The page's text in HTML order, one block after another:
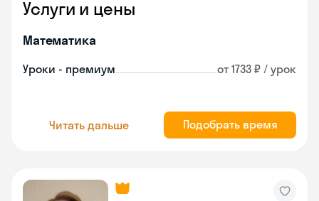
Услуги и цены
Математика
Уроки - премиум от 1733 ₽ / урок
Читать дальше Подобрать время